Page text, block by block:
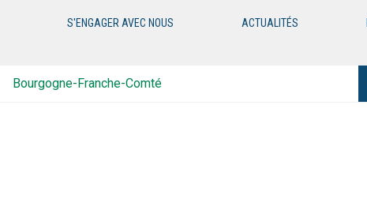
S'ENGAGER AVEC NOUS ACTUALITÉS
Bourgogne-Franche-Comté